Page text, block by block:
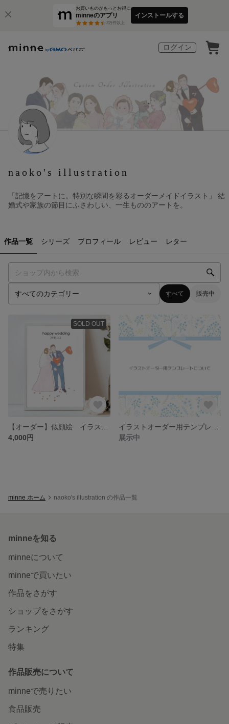
お買いものがもっとお得に
minneのアプリ
3万件以上
インストールする
ログイン
naoko's illustration
「記憶をアートに。特別な瞬間を彩るオーダーメイドイラスト」 結
婚式や家族の節目にふさわしい、一生もののアートを。
作品一覧 シリーズ プロフィール レビュー レター
すべて 販売中
SOLD OUT
4,000円
展示中
minne ホーム naoko's illustration の作品一覧
minneを知る
minneについて
minneで買いたい
作品をさがす
ショップをさがす
ランキング
特集
作品販売について
minneで売りたい
食品販売